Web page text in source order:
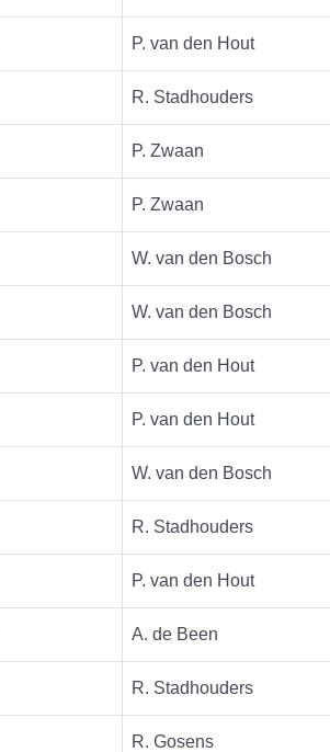
P. van den Hout
R. Stadhouders
P. Zwaan
P. Zwaan
W. van den Bosch
W. van den Bosch
P. van den Hout
P. van den Hout
W. van den Bosch
R. Stadhouders
P. van den Hout
A. de Been
R. Stadhouders
R. Gosens